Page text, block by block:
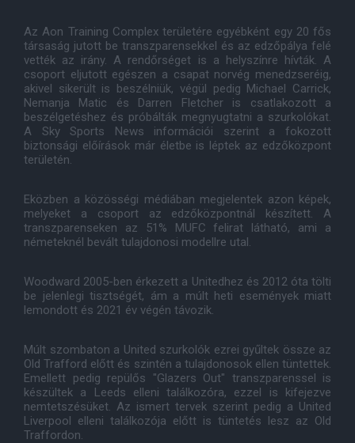
Az Aon Training Complex területére egyébként egy 20 fős
társaság jutott be transzparensekkel és az edzőpálya felé
vették az irány. A rendőrséget is a helyszínre hívták. A
csoport eljutott egészen a csapat norvég menedzseréig,
akivel sikerült is beszélniük, végül pedig Michael Carrick,
Nemanja Matic és Darren Fletcher is csatlakozott a
beszélgetéshez és próbálták megnyugtatni a szurkolókat.
A Sky Sports News információi szerint a fokozott
biztonsági előírások már életbe is léptek az edzőközpont
területén.
Eközben a közösségi médiában megjelentek azon képek,
melyeket a csoport az edzőközpontnál készített. A
transzparenseken az 51% MUFC felirat látható, ami a
németeknél bevált tulajdonosi modellre utal.
Woodward 2005-ben érkezett a Unitedhez és 2012 óta tölti
be jelenlegi tisztségét, ám a múlt heti események miatt
lemondott és 2021 év végén távozik.
Múlt szombaton a United szurkolók ezrei gyűltek össze az
Old Trafford előtt és szintén a tulajdonosok ellen tüntettek.
Emellett pedig repülős "Glazers Out" transzparenssel is
készültek a Leeds elleni találkozóra, ezzel is kifejezve
nemtetszésüket. Az ismert tervek szerint pedig a United
Liverpool elleni találkozója előtt is tüntetés lesz az Old
Traffordon.